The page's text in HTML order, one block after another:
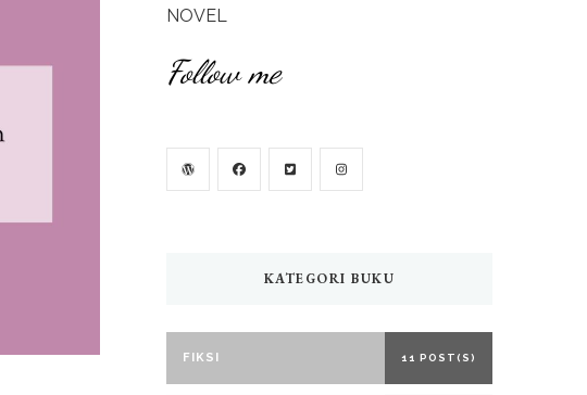
NOVEL
Follow me
KATEGORI BUKU
FIKSI 11 POST(S)